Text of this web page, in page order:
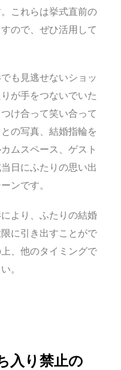
これらは挙式直前の
ので、ぜひ活用して
も見逃せないショッ
が手をつないでいた
け合って笑い合って
の写真、結婚指輪を
ムスペース、ゲスト
日にふたりの思い出
ンです。
より、ふたりの結婚
に引き出すことがで
、他のタイミングで
。
入り禁止の